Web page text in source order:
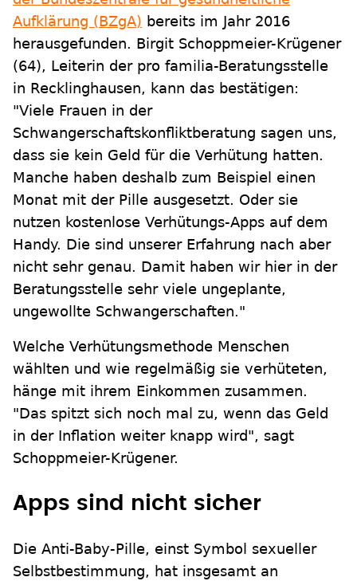
Aufklärung (BZgA) bereits im Jahr 2016
herausgefunden. Birgit Schoppmeier-Krügener
(64), Leiterin der pro familia-Beratungsstelle
in Recklinghausen, kann das bestätigen:
"Viele Frauen in der
Schwangerschaftskonfliktberatung sagen uns,
dass sie kein Geld für die Verhütung hatten.
Manche haben deshalb zum Beispiel einen
Monat mit der Pille ausgesetzt. Oder sie
nutzen kostenlose Verhütungs-Apps auf dem
Handy. Die sind unserer Erfahrung nach aber
nicht sehr genau. Damit haben wir hier in der
Beratungsstelle sehr viele ungeplante,
ungewollte Schwangerschaften."
Welche Verhütungsmethode Menschen
wählten und wie regelmäßig sie verhüteten,
hänge mit ihrem Einkommen zusammen.
"Das spitzt sich noch mal zu, wenn das Geld
in der Inflation weiter knapp wird", sagt
Schoppmeier-Krügener.
Apps sind nicht sicher
Die Anti-Baby-Pille, einst Symbol sexueller
Selbstbestimmung, hat insgesamt an